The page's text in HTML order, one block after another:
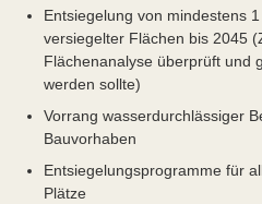
Entsiegelung von mindestens
versiegelter Flächen bis 2045
Flächenanalyse überprüft und
werden sollte)
Vorrang wasserdurchlässiger
Bauvorhaben
Entsiegelungsprogramme für
Plätze